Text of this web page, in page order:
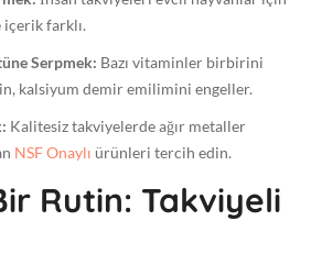
içerik farklı.
Serpmek: Bazı vitaminler birbirini
kalsiyum demir emilimini engeller.
Kalitesiz takviyelerde ağır metaller
NSF Onaylı ürünleri tercih edin.
Rutin: Takviyeli